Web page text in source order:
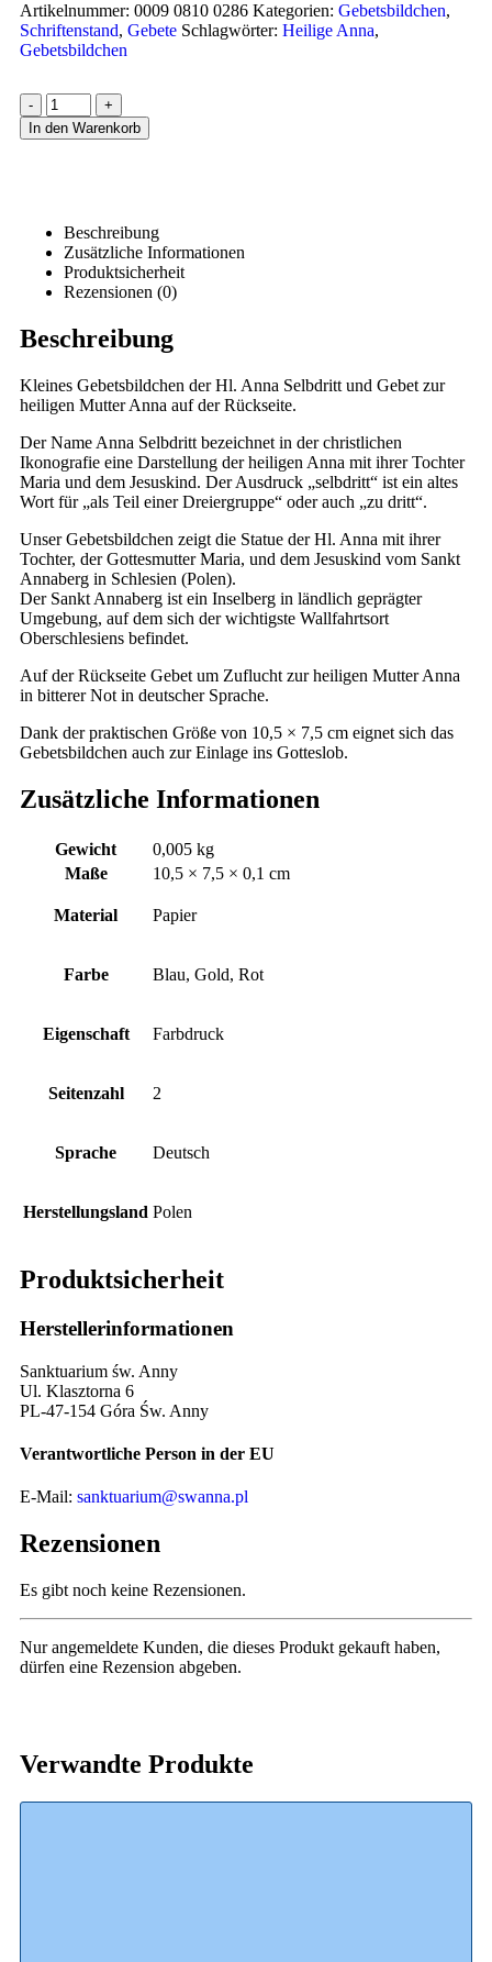
Artikelnummer: 0009 0810 0286 Kategorien: Gebetsbildchen,
Schriftenstand, Gebete Schlagwörter: Heilige Anna,
Gebetsbildchen
-
+
In den Warenkorb
Beschreibung
Zusätzliche Informationen
Produktsicherheit
Rezensionen (0)
Beschreibung
Kleines Gebetsbildchen der Hl. Anna Selbdritt und Gebet zur
heiligen Mutter Anna auf der Rückseite.
Der Name Anna Selbdritt bezeichnet in der christlichen
Ikonografie eine Darstellung der heiligen Anna mit ihrer Tochter
Maria und dem Jesuskind. Der Ausdruck „selbdritt“ ist ein altes
Wort für „als Teil einer Dreiergruppe“ oder auch „zu dritt“.
Unser Gebetsbildchen zeigt die Statue der Hl. Anna mit ihrer
Tochter, der Gottesmutter Maria, und dem Jesuskind vom Sankt
Annaberg in Schlesien (Polen).
Der Sankt Annaberg ist ein Inselberg in ländlich geprägter
Umgebung, auf dem sich der wichtigste Wallfahrtsort
Oberschlesiens befindet.
Auf der Rückseite Gebet um Zuflucht zur heiligen Mutter Anna
in bitterer Not in deutscher Sprache.
Dank der praktischen Größe von 10,5 × 7,5 cm eignet sich das
Gebetsbildchen auch zur Einlage ins Gotteslob.
Zusätzliche Informationen
Gewicht
0,005 kg
Maße
10,5 × 7,5 × 0,1 cm
Material Papier
Farbe Blau, Gold, Rot
Eigenschaft Farbdruck
Seitenzahl 2
Sprache Deutsch
Herstellungsland Polen
Produktsicherheit
Herstellerinformationen
Sanktuarium św. Anny
Ul. Klasztorna 6
PL-47-154 Góra Św. Anny
Verantwortliche Person in der EU
E-Mail: sanktuarium@swanna.pl
Rezensionen
Es gibt noch keine Rezensionen.
Nur angemeldete Kunden, die dieses Produkt gekauft haben,
dürfen eine Rezension abgeben.
Verwandte Produkte